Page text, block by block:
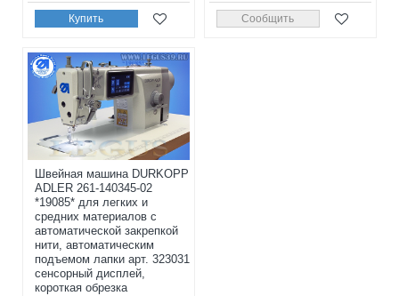
Купить Сообщить
Швейная машина DURKOPP
ADLER 261-140345-02
*19085* для легких и
средних материалов с
автоматической закрепкой
нити, автоматическим
подъемом лапки арт. 323031
сенсорный дисплей,
короткая обрезка